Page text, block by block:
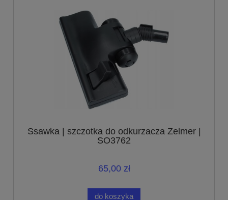
Ssawka | szczotka do odkurzacza Zelmer |
SO3762
65,00 zł
do koszyka